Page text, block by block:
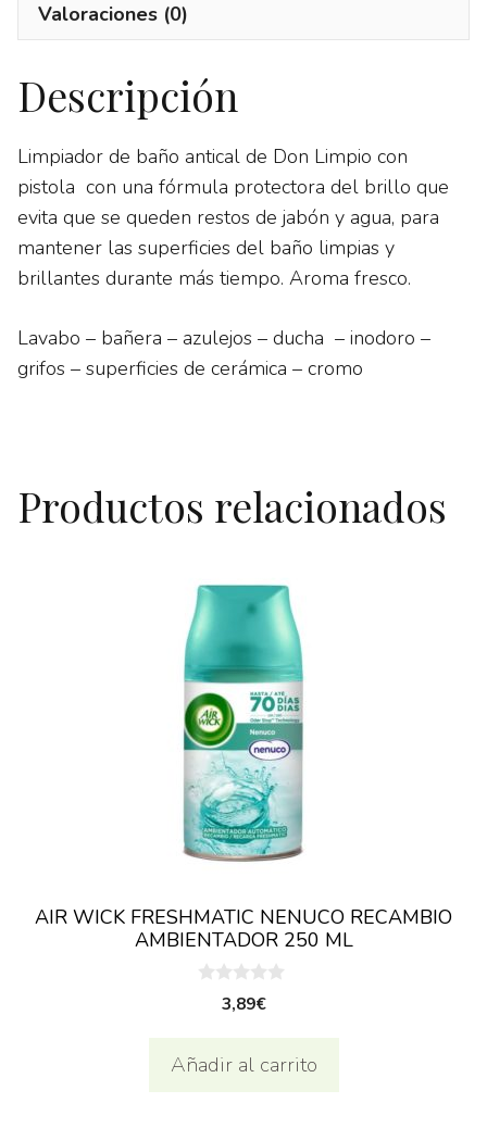
Valoraciones (0)
Descripción
Limpiador de baño antical de Don Limpio con
pistola con una fórmula protectora del brillo que
evita que se queden restos de jabón y agua, para
mantener las superficies del baño limpias y
brillantes durante más tiempo. Aroma fresco.
Lavabo – bañera – azulejos – ducha – inodoro –
grifos – superficies de cerámica – cromo
Productos relacionados
AIR WICK FRESHMATIC NENUCO RECAMBIO
AMBIENTADOR 250 ML
3,89€
Añadir al carrito